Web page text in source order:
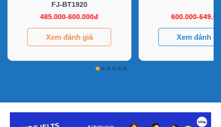
FJ-BT1920
485.000-600.000đ
Xem đánh giá
600.000-
Xem đánh